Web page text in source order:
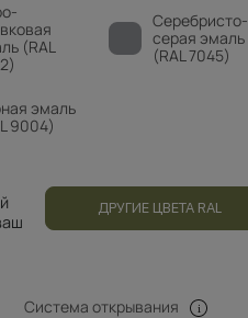
(RAL
Серебристо-
серая эмаль
(RAL 7045)
эмаль
9004)
ДРУГИЕ ЦВЕТА RAL
Система открывания